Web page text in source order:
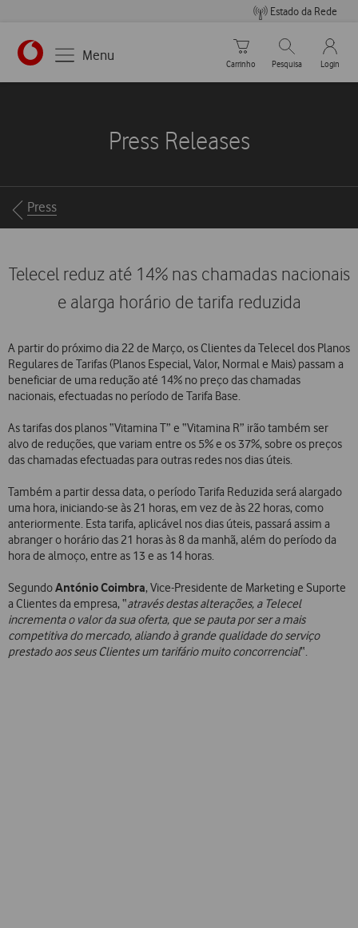
Estado da Rede
https://www.vodafone.pt
Menu
Carrinho de compras
Carrinho
Pesquisar
Pesquisa
My
Login
Press Releases
Breadcrumbs
Press
Telecel reduz até 14% nas chamadas nacionais
e alarga horário de tarifa reduzida
A partir do próximo dia 22 de Março, os Clientes da Telecel dos Planos
Regulares de Tarifas (Planos Especial, Valor, Normal e Mais) passam a
beneficiar de uma redução até 14% no preço das chamadas
nacionais, efectuadas no período de Tarifa Base.
As tarifas dos planos “Vitamina T” e “Vitamina R” irão também ser
alvo de reduções, que variam entre os 5% e os 37%, sobre os preços
das chamadas efectuadas para outras redes nos dias úteis.
Também a partir dessa data, o período Tarifa Reduzida será alargado
uma hora, iniciando-se às 21 horas, em vez de às 22 horas, como
anteriormente. Esta tarifa, aplicável nos dias úteis, passará assim a
abranger o horário das 21 horas às 8 da manhã, além do período da
hora de almoço, entre as 13 e as 14 horas.
SegundoAntónio Coimbra, Vice-Presidente de Marketing e Suporte
a Clientes da empresa, “através destas alterações, a Telecel
incrementa o valor da sua oferta, que se pauta por ser a mais
competitiva do mercado, aliando à grande qualidade do serviço
prestado aos seus Clientes um tarifário muito concorrencial“.